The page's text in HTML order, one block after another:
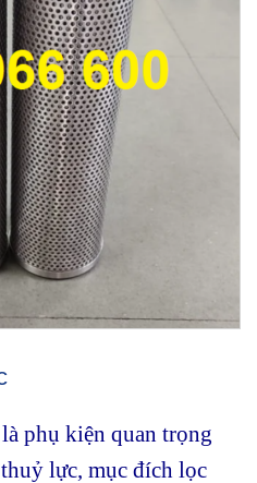
là phụ kiện quan trọng
lực, mục đích lọc